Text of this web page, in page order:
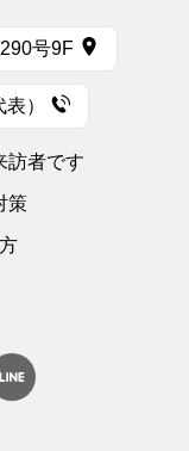
号9F
）
訪者です
策